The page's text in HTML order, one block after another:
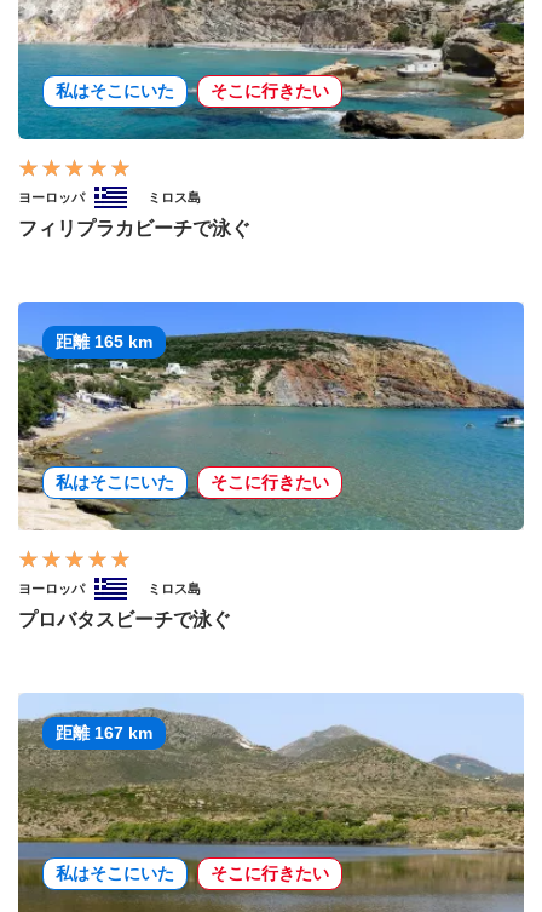
私はそこにいた そこに行きたい
ヨーロッパ ミロス島
フィリプラカビーチで泳ぐ
距離 165 km
私はそこにいた そこに行きたい
ヨーロッパ ミロス島
プロバタスビーチで泳ぐ
距離 167 km
私はそこにいた そこに行きたい